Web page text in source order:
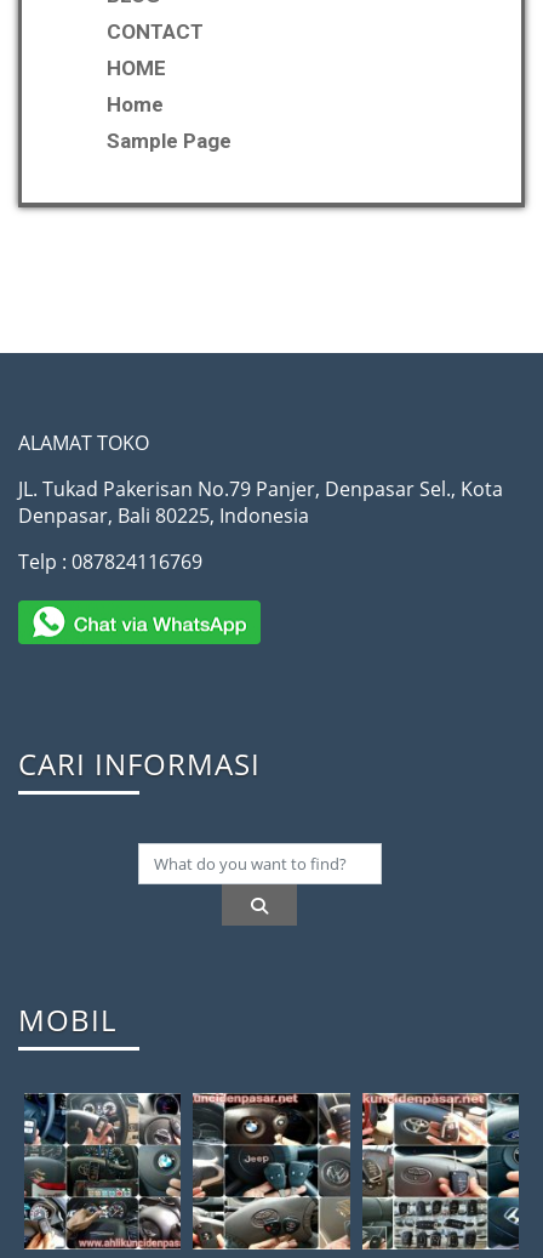
CONTACT
HOME
Home
Sample Page
ALAMAT TOKO
JL. Tukad Pakerisan No.79 Panjer, Denpasar Sel., Kota
Denpasar, Bali 80225, Indonesia
Telp : 087824116769
CARI INFORMASI
MOBIL